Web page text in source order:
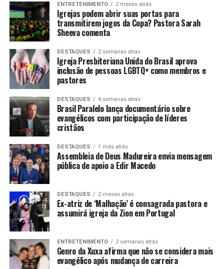
ENTRETENIMENTO 2 meses atrás
Igrejas podem abrir suas portas para
transmitirem jogos da Copa? Pastora Sarah
Sheeva comenta
DESTAQUES 2 semanas atrás
Igreja Presbiteriana Unida do Brasil aprova
inclusão de pessoas LGBTQ+ como membros e
pastores
DESTAQUES 4 semanas atrás
Brasil Paralelo lança documentário sobre
evangélicos com participação de líderes
cristãos
DESTAQUES 1 mês atrás
Assembleia de Deus Madureira envia mensagem
pública de apoio a Edir Macedo
DESTAQUES 2 meses atrás
Ex-atriz de ‘Malhação’ é consagrada pastora e
assumirá igreja da Zion em Portugal
ENTRETENIMENTO 2 semanas atrás
Genro da Xuxa afirma que não se considera mais
evangélico após mudança de carreira